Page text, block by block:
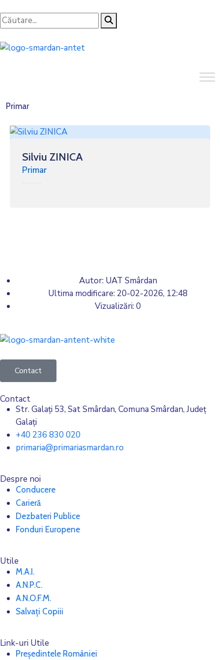
Primar
Silviu ZINICA
Primar
Autor: UAT Smârdan
Ultima modificare: 20-02-2026, 12:48
Vizualizări: 0
Contact
Contact
Str. Galați 53, Sat Smârdan, Comuna Smârdan, Județ
Galați
+40 236 830 020
primaria@primariasmardan.ro
Despre noi
Conducere
Carieră
Dezbateri Publice
Fonduri Europene
Utile
M.A.I.
A.N.P.C.
A.N.O.F.M.
Salvați Copiii
Link-uri Utile
Președintele României